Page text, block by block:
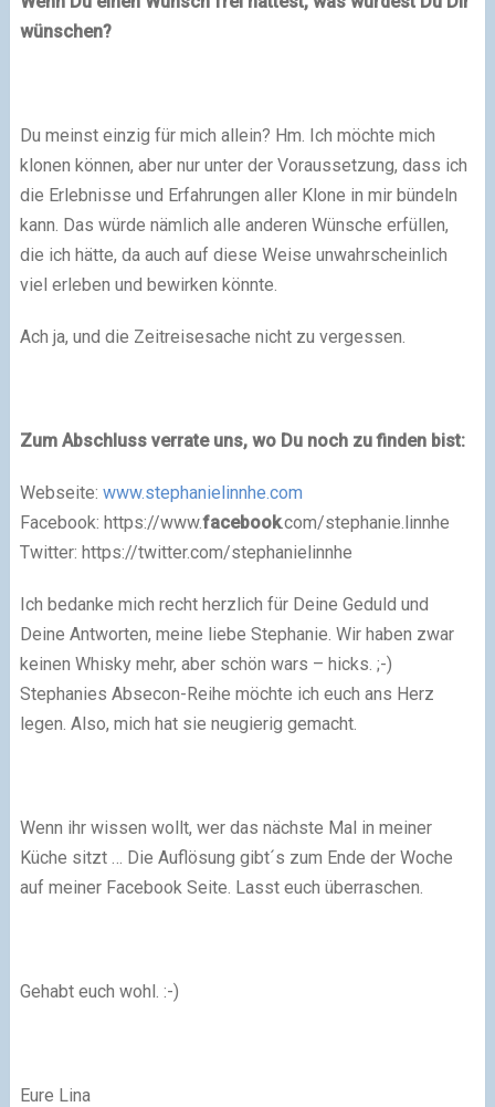
wünschen?
Du meinst einzig für mich allein? Hm. Ich möchte mich
klonen können, aber nur unter der Voraussetzung, dass ich
die Erlebnisse und Erfahrungen aller Klone in mir bündeln
kann. Das würde nämlich alle anderen Wünsche erfüllen,
die ich hätte, da auch auf diese Weise unwahrscheinlich
viel erleben und bewirken könnte.
Ach ja, und die Zeitreisesache nicht zu vergessen.
Zum Abschluss verrate uns, wo Du noch zu finden bist:
Webseite: www.stephanielinnhe.com
Facebook: https://www.facebook.com/stephanie.linnhe
Twitter: https://twitter.com/stephanielinnhe
Ich bedanke mich recht herzlich für Deine Geduld und
Deine Antworten, meine liebe Stephanie. Wir haben zwar
keinen Whisky mehr, aber schön wars – hicks. ;-)
Stephanies Absecon-Reihe möchte ich euch ans Herz
legen. Also, mich hat sie neugierig gemacht.
Wenn ihr wissen wollt, wer das nächste Mal in meiner
Küche sitzt … Die Auflösung gibt´s zum Ende der Woche
auf meiner Facebook Seite. Lasst euch überraschen.
Gehabt euch wohl. :-)
Eure Lina